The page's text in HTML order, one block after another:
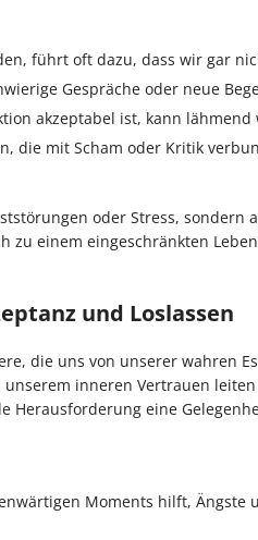
führt oft dazu, dass wir gar
Gespräche oder neue
akzeptabel ist, kann lähmend
die mit Scham oder Kritik
oder Stress, sondern
einem eingeschränkten
und Loslassen
die uns von unserer wahren
inneren Vertrauen leiten
Herausforderung eine
Moments hilft, Ängste